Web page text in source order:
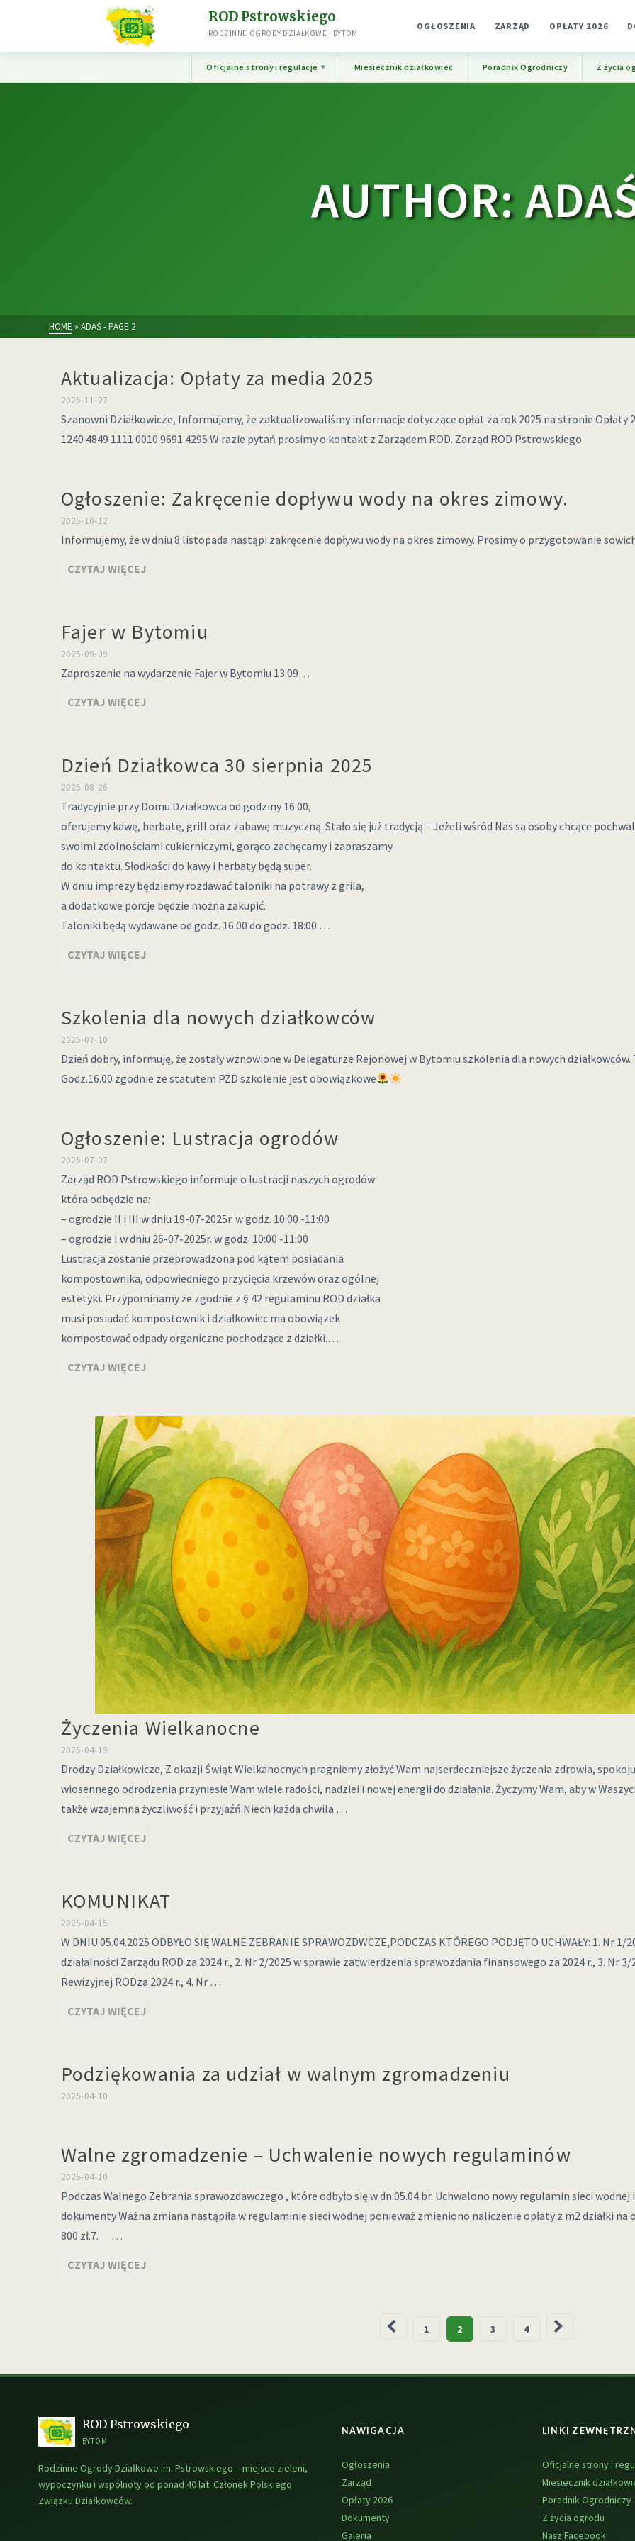
ROD Pstrowskiego
RODZINNE OGRODY DZIAŁKOWE · BYTOM
OGŁOSZENIA ZARZĄD OPŁATY 2026
Oficjalne strony i regulacje Miesiecznik działkowiec Poradnik Ogrodniczy Z życia
AUTHOR:
HOME » ADAŚ- PAGE 2
Aktualizacja: Opłaty za media 2025
2025-11-27
Szanowni Działkowicze, Informujemy, że zaktualizowaliśmy informacje dotyczące opłat za rok 2025 na stronie Opłaty
1240 4849 1111 0010 9691 4295 W razie pytań prosimy o kontakt z Zarządem ROD. Zarząd ROD Pstrowskiego
Ogłoszenie: Zakręcenie dopływu wody na okres zimowy.
2025-10-12
Informujemy, że w dniu 8 listopada nastąpi zakręcenie dopływu wody na okres zimowy. Prosimy o przygotowanie
CZYTAJ WIĘCEJ
Fajer w Bytomiu
2025-09-09
Zaproszenie na wydarzenie Fajer w Bytomiu 13.09…
CZYTAJ WIĘCEJ
Dzień Działkowca 30 sierpnia 2025
2025-08-26
Tradycyjnie przy Domu Działkowca od godziny 16:00,
oferujemy kawę, herbatę, grill oraz zabawę muzyczną. Stało się już tradycją – Jeżeli wśród Nas są osoby chcące
swoimi zdolnościami cukierniczymi, gorąco zachęcamy i zapraszamy
do kontaktu. Słodkości do kawy i herbaty będą super.
W dniu imprezy będziemy rozdawać taloniki na potrawy z grila,
a dodatkowe porcje będzie można zakupić.
Taloniki będą wydawane od godz. 16:00 do godz. 18:00.…
CZYTAJ WIĘCEJ
Szkolenia dla nowych działkowców
2025-07-10
Dzień dobry, informuję, że zostały wznowione w Delegaturze Rejonowej w Bytomiu szkolenia dla nowych działkowców.
Godz.16.00 zgodnie ze statutem PZD szkolenie jest obowiązkowe
Ogłoszenie: Lustracja ogrodów
2025-07-07
Zarząd ROD Pstrowskiego informuje o lustracji naszych ogrodów
która odbędzie na:
– ogrodzie II i III w dniu 19-07-2025r. w godz. 10:00 -11:00
– ogrodzie I w dniu 26-07-2025r. w godz. 10:00 -11:00
Lustracja zostanie przeprowadzona pod kątem posiadania
kompostownika, odpowiedniego przycięcia krzewów oraz ogólnej
estetyki. Przypominamy że zgodnie z § 42 regulaminu ROD działka
musi posiadać kompostownik i działkowiec ma obowiązek
kompostować odpady organiczne pochodzące z działki.…
CZYTAJ WIĘCEJ
Życzenia Wielkanocne
2025-04-19
Drodzy Działkowicze, Z okazji Świąt Wielkanocnych pragniemy złożyć Wam najserdeczniejsze życzenia zdrowia,
wiosennego odrodzenia przyniesie Wam wiele radości, nadziei i nowej energii do działania. Życzymy Wam, aby w
także wzajemna życzliwość i przyjaźń.Niech każda chwila …
CZYTAJ WIĘCEJ
KOMUNIKAT
2025-04-15
W DNIU 05.04.2025 ODBYŁO SIĘ WALNE ZEBRANIE SPRAWOZDWCZE,PODCZAS KTÓREGO PODJĘTO UCHWAŁY: 1.
działalności Zarządu ROD za 2024 r., 2. Nr 2/2025 w sprawie zatwierdzenia sprawozdania finansowego za 2024 r., 3. Nr
Rewizyjnej RODza 2024 r., 4. Nr …
CZYTAJ WIĘCEJ
Podziękowania za udział w walnym zgromadzeniu
2025-04-10
Walne zgromadzenie – Uchwalenie nowych regulaminów
2025-04-10
Podczas Walnego Zebrania sprawozdawczego , które odbyło się w dn.05.04.br. Uchwalono nowy regulamin sieci
dokumenty Ważna zmiana nastąpiła w regulaminie sieci wodnej ponieważ zmieniono naliczenie opłaty z m2 działki
800 zł.7. …
CZYTAJ WIĘCEJ
1 2 3 4
ROD Pstrowskiego
BYTOM
Rodzinne Ogrody Działkowe im. Pstrowskiego – miejsce zieleni,
wypoczynku i wspólnoty od ponad 40 lat. Członek Polskiego
Związku Działkowców.
NAWIGACJA
Ogłoszenia
Zarząd
Opłaty 2026
Dokumenty
Galeria
LINKI
Oficjalne strony i
Miesiecznik
Poradnik Ogrodniczy
Z życia ogrodu
Nasz Facebook